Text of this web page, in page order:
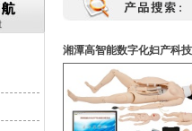
湘潭高智能数字化妇产科